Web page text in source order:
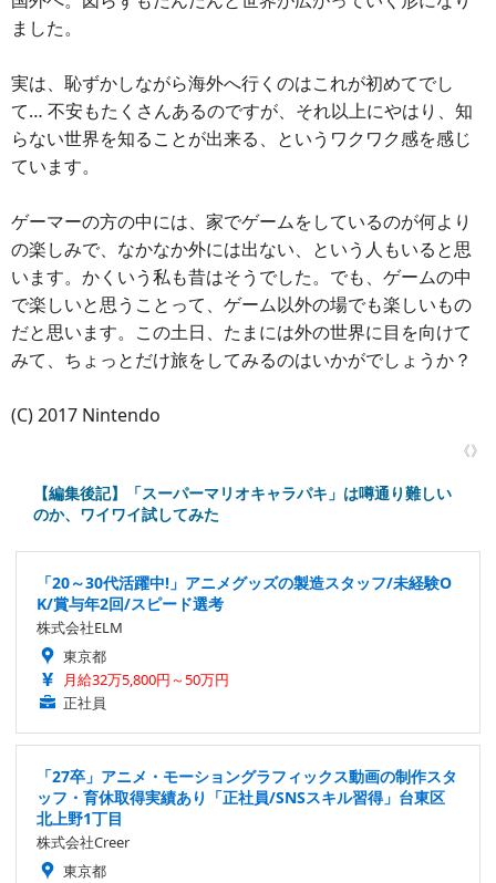
ました。
実は、恥ずかしながら海外へ行くのはこれが初めてでし
て… 不安もたくさんあるのですが、それ以上にやはり、知
らない世界を知ることが出来る、というワクワク感を感じ
ています。
ゲーマーの方の中には、家でゲームをしているのが何より
の楽しみで、なかなか外には出ない、という人もいると思
います。かくいう私も昔はそうでした。でも、ゲームの中
で楽しいと思うことって、ゲーム以外の場でも楽しいもの
だと思います。この土日、たまには外の世界に目を向けて
みて、ちょっとだけ旅をしてみるのはいかがでしょうか？
(C) 2017 Nintendo
《》
【編集後記】「スーパーマリオキャラパキ」は噂通り難しい
のか、ワイワイ試してみた
「20～30代活躍中!」アニメグッズの製造スタッフ/未経験O
K/賞与年2回/スピード選考
株式会社ELM
東京都
月給32万5,800円～50万円
正社員
「27卒」アニメ・モーショングラフィックス動画の制作スタ
ッフ・育休取得実績あり「正社員/SNSスキル習得」台東区
北上野1丁目
株式会社Creer
東京都